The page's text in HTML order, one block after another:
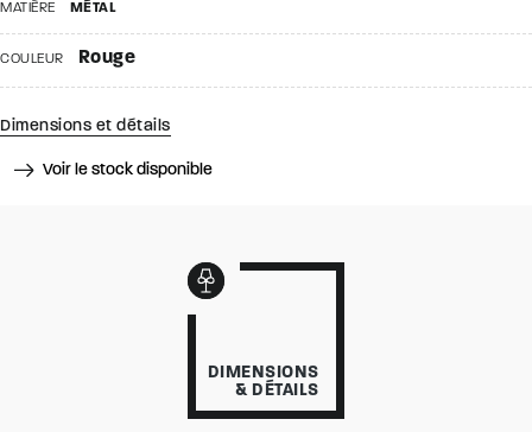
MATIÈRE MÉTAL
COULEUR Rouge
Dimensions et détails
Voir le stock disponible
DIMENSIONS
& DÉTAILS